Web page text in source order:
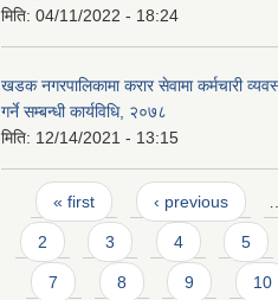
मिति: 04/11/2022 - 18:24
खडक नगरपालिकामा करार सेवामा कर्मचारी
गर्ने सम्बन्धी कार्यविधि, २०७८
मिति: 12/14/2021 - 13:15
Pages
« first ‹ previous
2 3 4 5
7 8 9 10